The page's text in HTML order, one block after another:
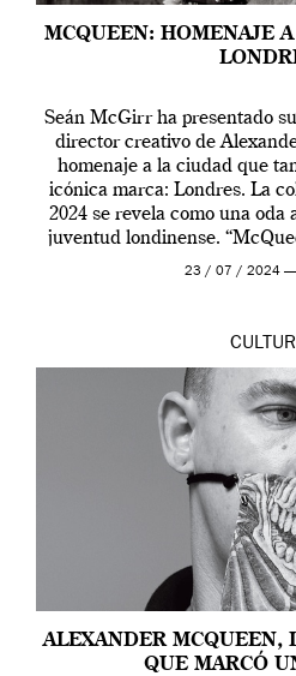
MCQUEEN: HOMENAJE
Seán McGirr ha presentado
director creativo de
homenaje a la ciudad que
icónica marca: Londres. La
2024 se revela como una
juventud londinense.
en Londres y
23 / 07 / 2024 —
ALEXANDER MCQUEEN,
QUE MARCÓ